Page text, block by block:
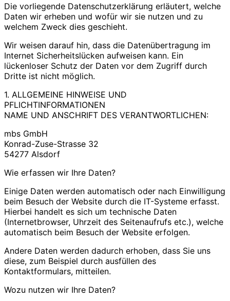
Die vorliegende Datenschutzerklärung erläutert, welche
Daten wir erheben und wofür wir sie nutzen und zu
welchem Zweck dies geschieht.
Wir weisen darauf hin, dass die Datenübertragung im
Internet Sicherheitslücken aufweisen kann. Ein
lückenloser Schutz der Daten vor dem Zugriff durch
Dritte ist nicht möglich.
1. ALLGEMEINE HINWEISE UND
PFLICHTINFORMATIONEN
NAME UND ANSCHRIFT DES VERANTWORTLICHEN:
mbs GmbH
Konrad-Zuse-Strasse 32
54277 Alsdorf
Wie erfassen wir Ihre Daten?
Einige Daten werden automatisch oder nach Einwilligung
beim Besuch der Website durch die IT-Systeme erfasst.
Hierbei handelt es sich um technische Daten
(Internetbrowser, Uhrzeit des Seitenaufrufs etc.), welche
automatisch beim Besuch der Website erfolgen.
Andere Daten werden dadurch erhoben, dass Sie uns
diese, zum Beispiel durch ausfüllen des
Kontaktformulars, mitteilen.
Wozu nutzen wir Ihre Daten?